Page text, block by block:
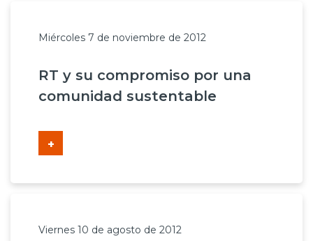
Miércoles 7 de noviembre de 2012
RT y su compromiso por una
comunidad sustentable
+
Viernes 10 de agosto de 2012